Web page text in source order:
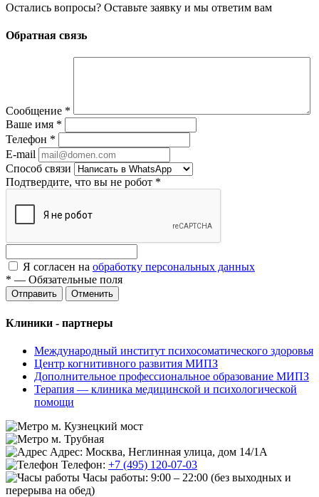
Остались вопросы? Оставьте заявку и мы ответим вам
Обратная связь
Сообщение *
Ваше имя *
Телефон *
E-mail
Способ связи
Подтвердите, что вы не робот *
Я согласен на обработку персональных данных
* — Обязательные поля
Отменить
Клиники - партнеры
Международный институт психосоматического здоровья
Центр когнитивного развития МИПЗ
Дополнительное профессиональное образование МИПЗ
Терапия — клиника медицинской и психологической
помощи
м. Кузнецкий мост
м. Трубная
Адрес: Москва, Неглинная улица, дом 14/1А
Телефон: +7 (495) 120-07-03
Часы работы: 9:00 – 22:00 (без выходных и
перерыва на обед)